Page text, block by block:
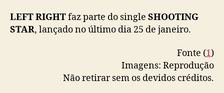
LEFT RIGHTfaz parte do single SHOOTING
STAR, lançado no último dia 25 de janeiro.
Fonte (1)
Imagens: Reprodução
Não retirar sem os devidos créditos.